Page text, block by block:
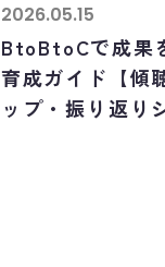
2026.05.15
BtoBtoCで成果
育成ガイド【傾
ップ・振り返り